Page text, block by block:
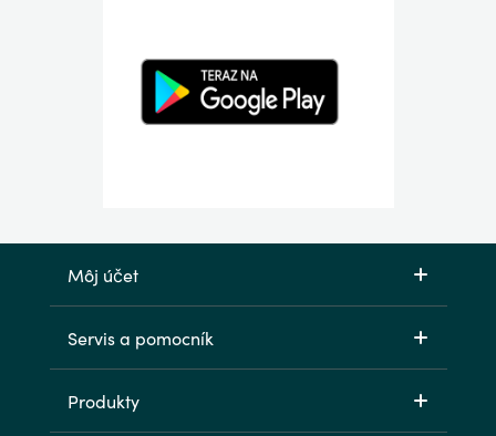
Môj účet
Servis a pomocník
Produkty